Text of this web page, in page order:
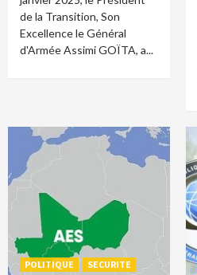
de la Transition, Son
Excellence le Général
d'Armée Assimi GOÏTA, a...
POLITIQUE
SECURITE